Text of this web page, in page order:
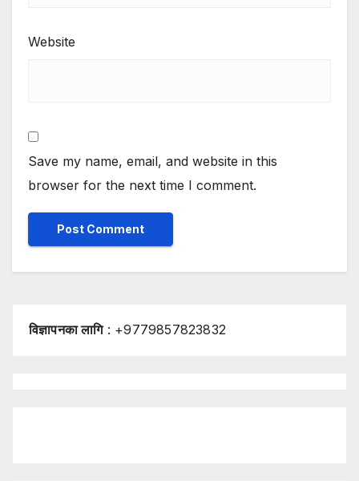
Website
Save my name, email, and website in this
browser for the next time I comment.
विज्ञापनका लागि: +9779857823832